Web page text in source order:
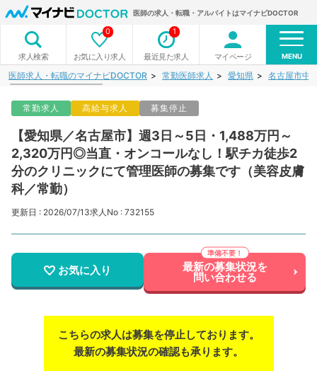
医師の求人・転職・アルバイトはマイナビDOCTOR
求人検索 お気に入り求人
0
最近見た求人
1
マイページ MENU
医師求人・転職のマイナビDOCTOR 常勤医師求人 愛知県 名古屋市中
常勤求人 高給与求人 募集停止
【愛知県／名古屋市】週3日～5日・1,488万円～
2,320万円◎当直・オンコールなし！駅チカ徒歩2
分のクリニックにて管理医師の募集です（美容皮膚
科／常勤）
更新日 : 2026/07/13求人No : 732155
お気に入り 最新の募集状況を
問い合わせる
こちらの求人は募集を停止しております。
最新の募集状況の確認も承ります。